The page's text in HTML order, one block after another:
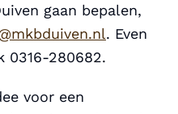
gaan bepalen,
. Even
0316-280682.
voor een